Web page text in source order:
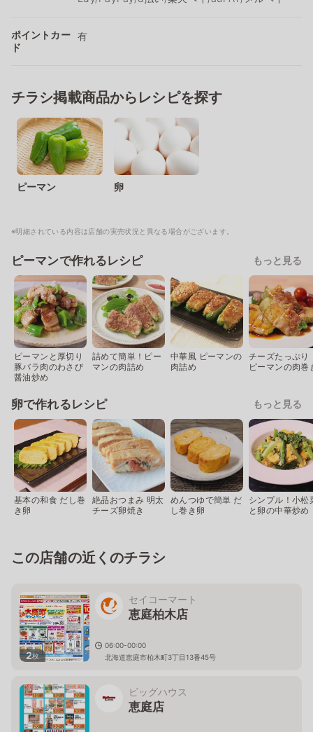
ポイントカー
ド
有
チラシ掲載商品からレシピを探す
ピーマン 卵
※明細されている内容は店舗の実売状況と異なる場合がございます。
ピーマンで作れるレシピ もっと見る
ピーマンと厚切り
豚バラ肉のわさび
醤油炒め
詰めて簡単！ピー
マンの肉詰め
中華風 ピーマンの
肉詰め
チーズたっぷり
ピーマンの肉巻
卵で作れるレシピ もっと見る
基本の和食 だし巻
き卵
絶品おつまみ 明太
チーズ卵焼き
めんつゆで簡単 だ
し巻き卵
シンプル！小松
と卵の中華炒め
この店舗の近くのチラシ
2枚
セイコーマート
恵庭柏木店
06:00-00:00
北海道恵庭市柏木町3丁目13番45号
ビッグハウス
恵庭店